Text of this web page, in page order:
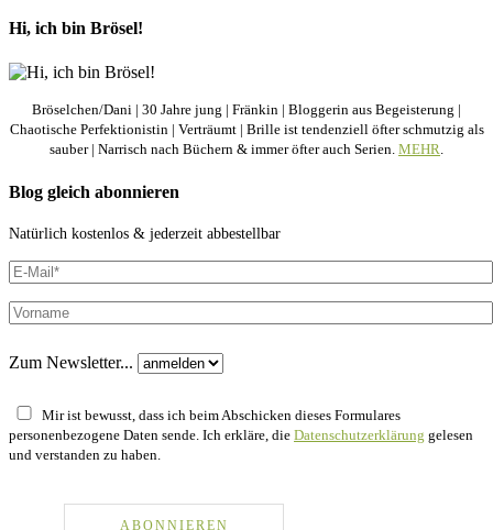
Hi, ich bin Brösel!
Bröselchen/Dani | 30 Jahre jung | Fränkin | Bloggerin aus Begeisterung |
Chaotische Perfektionistin | Verträumt | Brille ist tendenziell öfter schmutzig als
sauber | Narrisch nach Büchern & immer öfter auch Serien. MEHR
Blog gleich abonnieren
Natürlich kostenlos & jederzeit abbestellbar
Zum Newsletter...
Mir ist bewusst, dass ich beim Abschicken dieses Formulares
personenbezogene Daten sende. Ich erkläre, die Datenschutzerklärung gelesen
und verstanden zu haben.